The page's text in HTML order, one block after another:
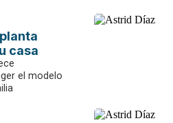
casa
el modelo